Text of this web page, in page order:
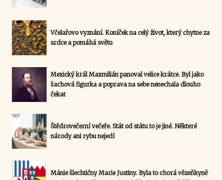
Včelařovo vyznání. Koníček na celý život, který chytne za
srdce a pomáhá světu
Mexický král Maxmilián panoval velice krátce. Byl jako
šachová figurka a poprava na sebe nenechala dlouho
čekat
Štědrovečerní večeře. Stát od státu to je jiné. Některé
národy ani rybu nejedí
Mánie šlechtičny Marie Justiny. Byla to chorá vězeňkyně